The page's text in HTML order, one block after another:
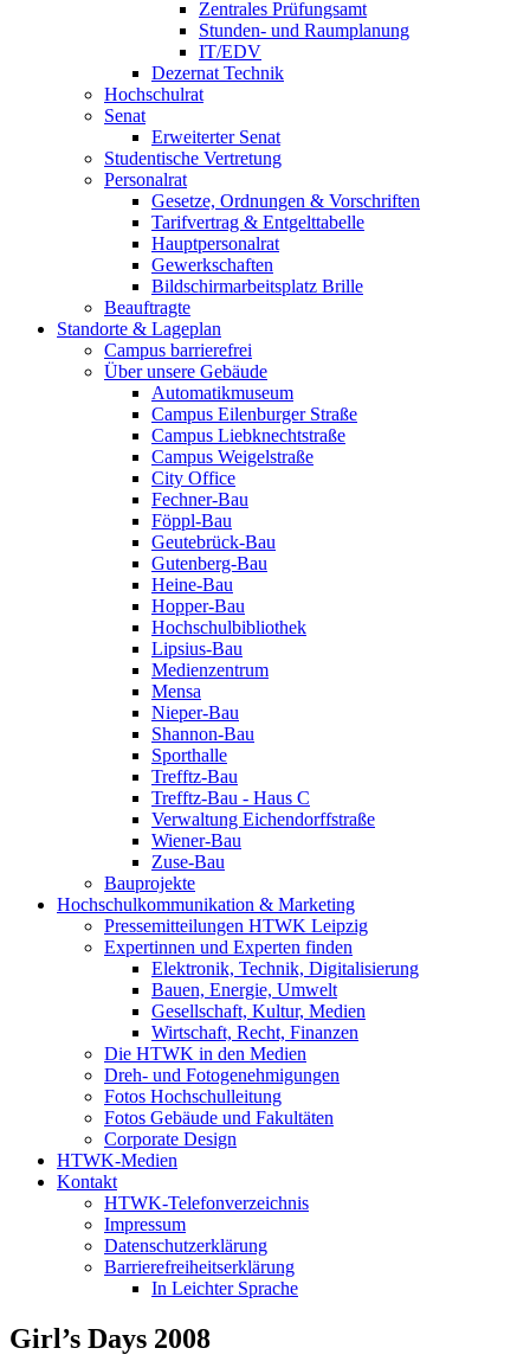
Zentrales Prüfungsamt
Stunden- und Raumplanung
IT/EDV
Dezernat Technik
Hochschulrat
Senat
Erweiterter Senat
Studentische Vertretung
Personalrat
Gesetze, Ordnungen & Vorschriften
Tarifvertrag & Entgelttabelle
Hauptpersonalrat
Gewerkschaften
Bildschirmarbeitsplatz Brille
Beauftragte
Standorte & Lageplan
Campus barrierefrei
Über unsere Gebäude
Automatikmuseum
Campus Eilenburger Straße
Campus Liebknechtstraße
Campus Weigelstraße
City Office
Fechner-Bau
Föppl-Bau
Geutebrück-Bau
Gutenberg-Bau
Heine-Bau
Hopper-Bau
Hochschulbibliothek
Lipsius-Bau
Medienzentrum
Mensa
Nieper-Bau
Shannon-Bau
Sporthalle
Trefftz-Bau
Trefftz-Bau - Haus C
Verwaltung Eichendorffstraße
Wiener-Bau
Zuse-Bau
Bauprojekte
Hochschulkommunikation & Marketing
Pressemitteilungen HTWK Leipzig
Expertinnen und Experten finden
Elektronik, Technik, Digitalisierung
Bauen, Energie, Umwelt
Gesellschaft, Kultur, Medien
Wirtschaft, Recht, Finanzen
Die HTWK in den Medien
Dreh- und Fotogenehmigungen
Fotos Hochschulleitung
Fotos Gebäude und Fakultäten
Corporate Design
HTWK-Medien
Kontakt
HTWK-Telefonverzeichnis
Impressum
Datenschutzerklärung
Barrierefreiheitserklärung
In Leichter Sprache
Girl’s Days 2008